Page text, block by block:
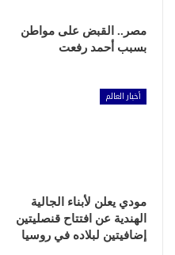
مصر.. القبض على مواطن
بسبب أحمد رفعت
أخبار العالم
مودي يعلن لأبناء الجالية
الهندية عن افتتاح قنصليتين
إضافيتين لبلاده في روسيا